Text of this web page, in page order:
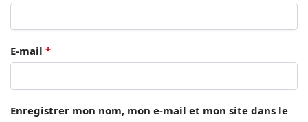
E-mail *
Enregistrer mon nom, mon e-mail et mon site dans le